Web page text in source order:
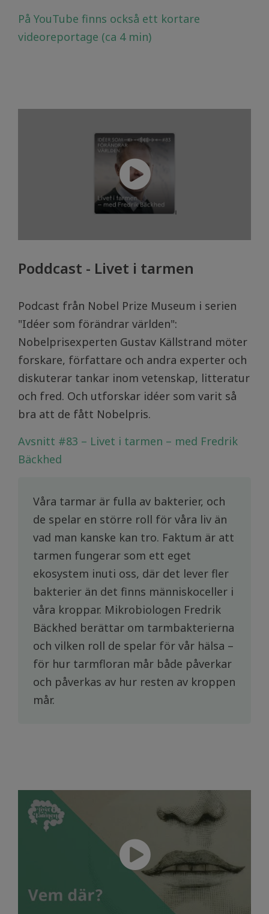
På YouTube finns också ett kortare
videoreportage (ca 4 min)
Poddcast - Livet i tarmen
Podcast från Nobel Prize Museum i serien
"Idéer som förändrar världen":
Nobelprisexperten Gustav Källstrand möter
forskare, författare och andra experter och
diskuterar tankar inom vetenskap, litteratur
och fred. Och utforskar idéer som varit så
bra att de fått Nobelpris.
Avsnitt #83 – Livet i tarmen – med Fredrik
Bäckhed
Våra tarmar är fulla av bakterier, och
de spelar en större roll för våra liv än
vad man kanske kan tro. Faktum är att
tarmen fungerar som ett eget
ekosystem inuti oss, där det lever fler
bakterier än det finns människoceller i
våra kroppar. Mikrobiologen Fredrik
Bäckhed berättar om tarmbakterierna
och vilken roll de spelar för vår hälsa –
för hur tarmfloran mår både påverkar
och påverkas av hur resten av kroppen
mår.